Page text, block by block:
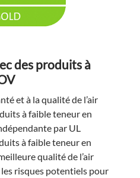
des produits à
et à la qualité de l’air
à faible teneur en
par UL
à faible teneur en
qualité de l’air
risques potentiels pour